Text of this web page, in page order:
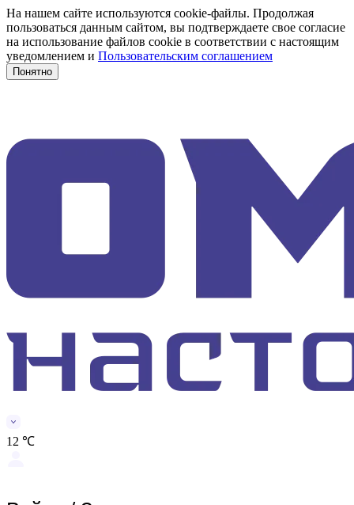
На нашем сайте используются cookie-файлы. Продолжая
пользоваться данным сайтом, вы подтверждаете свое согласие
на использование файлов cookie в соответствии с настоящим
уведомлением и Пользовательским соглашением
Понятно
12 ℃